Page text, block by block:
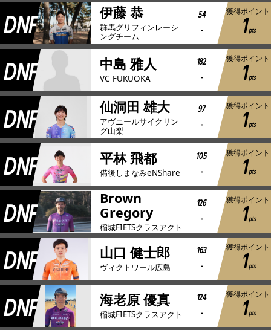
DNF 伊藤 恭
群馬グリフィンレーシ
ングチーム
54
-
獲得ポイント
1pts
DNF 中島 雅人
VC FUKUOKA
182
-
獲得ポイント
1pts
DNF 仙洞田 雄大
アヴニールサイクリン
グ山梨
97
-
獲得ポイント
1pts
DNF 平林 飛都
備後しまなみeNShare
105
-
獲得ポイント
1pts
DNF
Brown
Gregory
稲城FIETSクラスアクト
126
-
獲得ポイント
1pts
DNF 山口 健士郎
ヴィクトワール広島
163
-
獲得ポイント
1pts
DNF 海老原 優真
稲城FIETSクラスアクト
124
-
獲得ポイント
1pts